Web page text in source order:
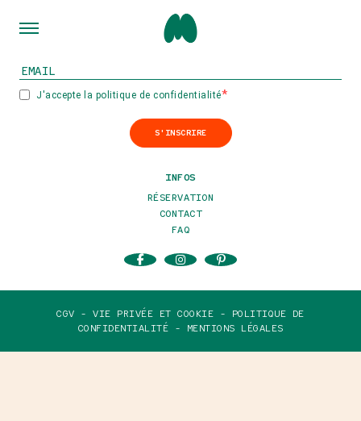
INSCRIVEZ-VOUS À NOTRE NEWSLETTER
J'accepte la politique de confidentialité
S'INSCRIRE
INFOS
RÉSERVATION
CONTACT
FAQ
CGV - VIE PRIVÉE ET COOKIE -
POLITIQUE DE
CONFIDENTIALITÉ -
MENTIONS LÉGALES